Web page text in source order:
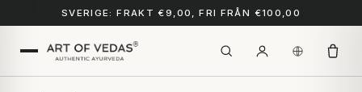
SVERIGE: FRAKT €9,00, FRI FRÅN €100,00